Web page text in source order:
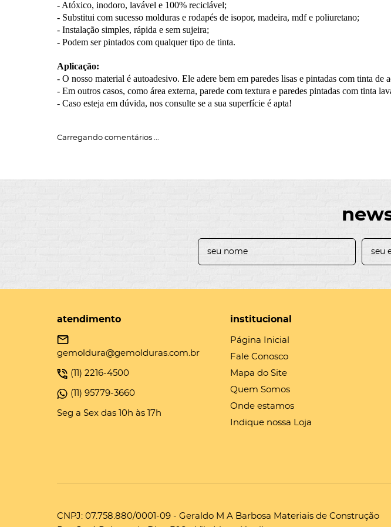
- Atóxico, inodoro, lavável e 100% reciclável;
- Substitui com sucesso molduras e rodapés de isopor, madeira, mdf e poliuretano;
- Instalação simples, rápida e sem sujeira;
- Podem ser pintados com qualquer tipo de tinta.
Aplicação:
- O nosso material é autoadesivo. Ele adere bem em paredes lisas e pintadas com tinta de
- Em outros casos, como área externa, parede com textura e paredes pintadas com tinta
- Caso esteja em dúvida, nos consulte se a sua superfície é apta!
Carregando comentários ...
atendimento
(11) 2216-4500
(11) 95779-3660
Seg a Sex das 10h às 17h
gemoldura@gemolduras.com.br
institucional
Página Inicial
Fale Conosco
Mapa do Site
Quem Somos
Onde estamos
Indique nossa Loja
CNPJ: 07.758.880/0001-09 - Geraldo M A Barbosa Materiais de Construção